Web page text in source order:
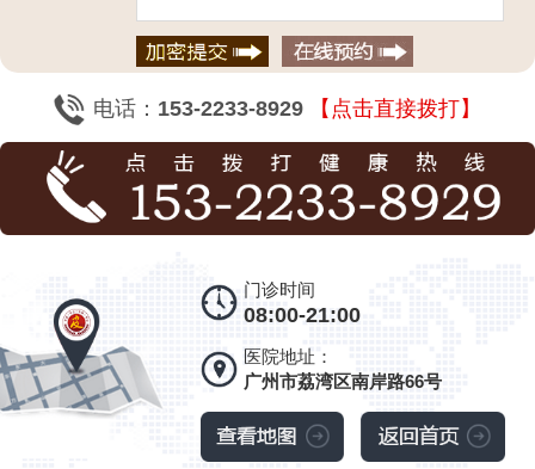
电话： 153-2233-8929 【点击直接拨打】
门诊时间
08:00-21:00
医院地址：
广州市荔湾区南岸路66号